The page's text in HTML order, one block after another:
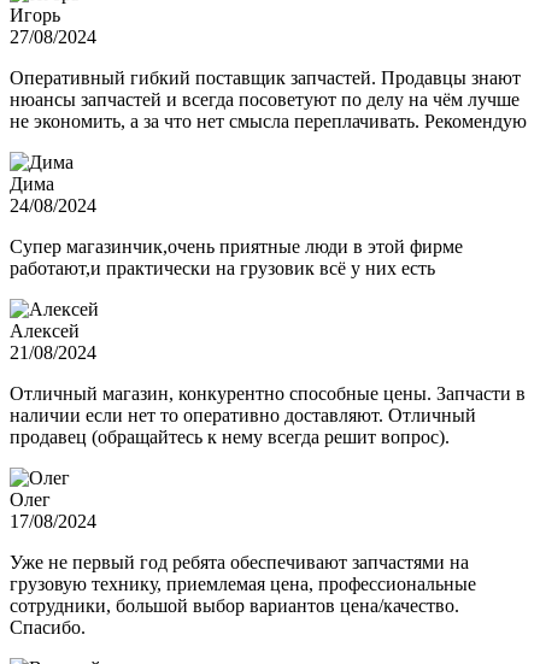
Игорь
27/08/2024
Оперативный гибкий поставщик запчастей. Продавцы знают
нюансы запчастей и всегда посоветуют по делу на чём лучше
не экономить, а за что нет смысла переплачивать. Рекомендую
Дима
24/08/2024
Супер магазинчик,очень приятные люди в этой фирме
работают,и практически на грузовик всё у них есть
Алексей
21/08/2024
Отличный магазин, конкурентно способные цены. Запчасти в
наличии если нет то оперативно доставляют. Отличный
продавец (обращайтесь к нему всегда решит вопрос).
Олег
17/08/2024
Уже не первый год ребята обеспечивают запчастями на
грузовую технику, приемлемая цена, профессиональные
сотрудники, большой выбор вариантов цена/качество.
Спасибо.